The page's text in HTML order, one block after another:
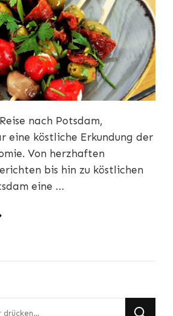
nach Potsdam,
eine köstliche Erkundung der
Von herzhaften
bis hin zu köstlichen
eine …